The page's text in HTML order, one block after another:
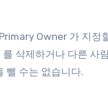
Owner 가 지정
삭제하거나 다른 사
뺄 수는 없습니다.